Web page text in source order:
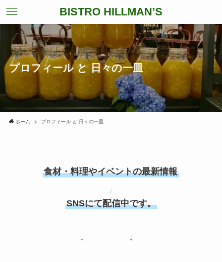
BISTRO HILLMAN’S
プロフィール と 日々の一皿
ホーム プロフィール と 日々の一皿
食材・料理やイベントの最新情報
SNSにて配信中です。
↓ ↓